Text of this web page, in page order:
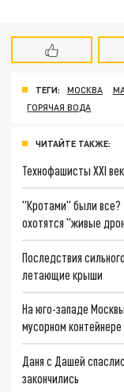
ТЕГИ: МОСКВА
ГОРЯЧАЯ ВОДА
ЧИТАЙТЕ ТАКЖЕ:
Технофашисты XXI
"Кротами" были все?
охотятся "живые
Последствия
летающие крыши
На юго-западе
мусорном контейнере
Даня с Дашей
закончились